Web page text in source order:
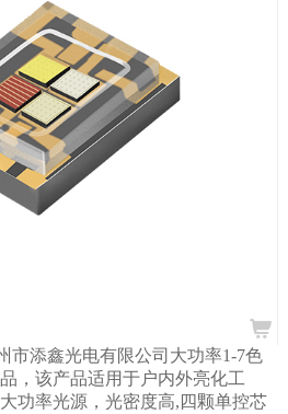
市添鑫光电有限公司大功率1-7色
，该产品适用于户内外亮化工
功率光源，光密度高,四颗单控芯